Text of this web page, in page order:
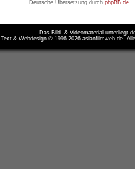
Deutsche Übersetzung durch phpBB.de
Das Bild- & Videomaterial unterliegt
Text & Webdesign © 1996-2026 asianfilmweb.de.